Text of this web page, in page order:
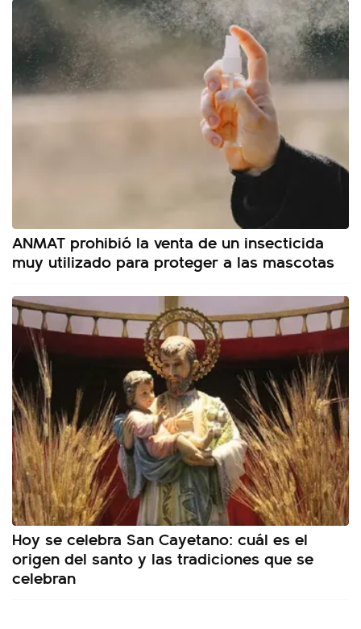
ANMAT prohibió la venta de un insecticida
muy utilizado para proteger a las mascotas
Hoy se celebra San Cayetano: cuál es el
origen del santo y las tradiciones que se
celebran